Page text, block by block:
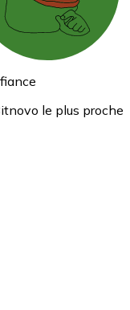
le plus proche